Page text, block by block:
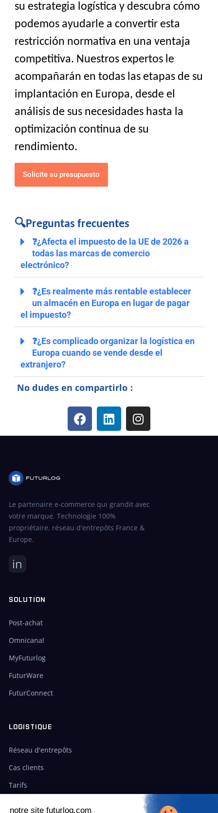
su estrategia logística y descubra cómo
podemos ayudarle a convertir esta
restricción normativa en una ventaja
competitiva. Nuestros expertos le
acompañarán en todas las etapas de su
implantación en Europa, desde el
análisis de sus necesidades hasta la
optimización continua de su
rendimiento.
Solicite su presupuesto
🔍Preguntas frecuentes
❓¿Afecta el impuesto de la UE de 2026 a
todas las marcas de comercio
electrónico?
❓¿Es realmente más rentable establecer
un almacén en Europa en lugar de pagar
el impuesto?
❓¿Es complicado organizar la logística en
Europa cuando se vende desde el
extranjero?
No dudes en compartirlo :
Le partenaire e-commerce qui grandit avec
votre marque. Technologie 100%
propriétaire, réseau d'entrepôts France &
Europe.
in
SOLUTION
Post-achat
Omnicanal
MyFuturlog
FuturWare
FuturConnect
LOGISTIQUE
Réseau d'entrepôts
Cas clients
Tarifs